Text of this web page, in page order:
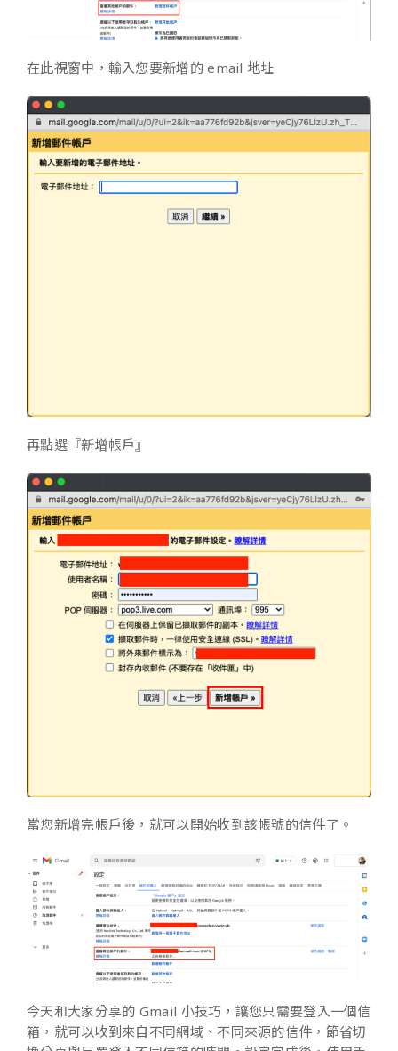
在此視窗中，輸入您要新增的 email 地址
再點選『新增帳戶』
當您新增完帳戶後，就可以開始收到該帳號的信件了。
今天和大家分享的 Gmail 小技巧，讓您只需要登入一個信
箱，就可以收到來自不同網域、不同來源的信件，節省切